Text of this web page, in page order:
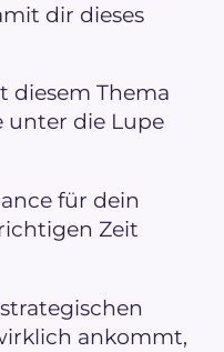
dir dieses
diesem Thema
unter die Lupe
für dein
Zeit
ankommt,